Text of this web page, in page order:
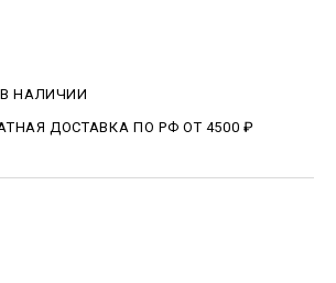
НАЛИЧИИ
ДОСТАВКА ПО РФ ОТ 4500 ₽